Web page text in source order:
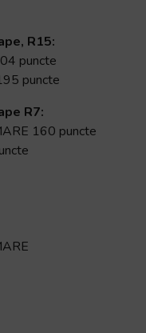
R15:
puncte
puncte
R7:
160 puncte